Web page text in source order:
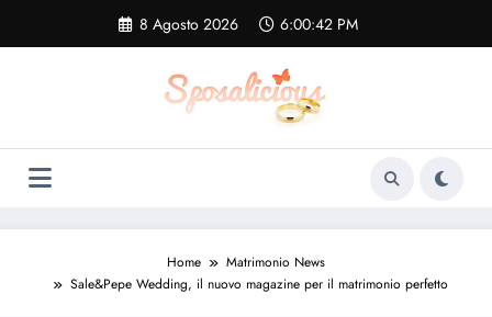
contenuto
8 Agosto 2026 6:00:42 PM
Home
Matrimonio News
Sale&Pepe Wedding, il nuovo magazine per il matrimonio perfetto